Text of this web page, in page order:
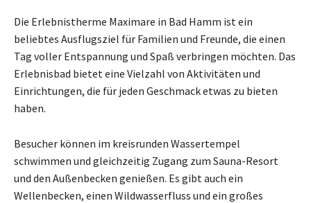
Die Erlebnistherme Maximare in Bad Hamm ist ein
beliebtes Ausflugsziel für Familien und Freunde, die einen
Tag voller Entspannung und Spaß verbringen möchten. Das
Erlebnisbad bietet eine Vielzahl von Aktivitäten und
Einrichtungen, die für jeden Geschmack etwas zu bieten
haben.
Besucher können im kreisrunden Wassertempel
schwimmen und gleichzeitig Zugang zum Sauna-Resort
und den Außenbecken genießen. Es gibt auch ein
Wellenbecken, einen Wildwasserfluss und ein großes